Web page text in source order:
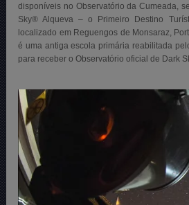
disponíveis no Observatório da Cumeada,
Sky® Alqueva – o Primeiro Destino
localizado em Reguengos de Monsaraz,
é uma antiga escola primária reabilitada
para receber o Observatório oficial de Dark